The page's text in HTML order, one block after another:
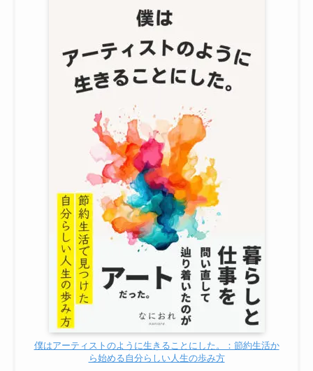
僕はアーティストのように生きることにした。：節約生活か
ら始める自分らしい人生の歩み方